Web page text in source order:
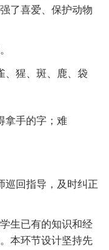
了喜爱、保护动物
、猩、斑、鹿、袋
拿手的字；难
巡回指导，及时纠正
生已有的知识和经
本环节设计坚持先